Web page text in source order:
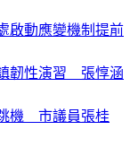
啟動應變機制提前
韌性演習 張惇涵
機 市議員張桂